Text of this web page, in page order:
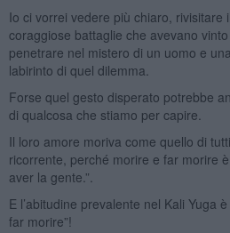
Io ci vorrei vedere più chiaro, rivisitare
coraggiose battaglie che avevano
penetrare nel mistero di un uomo e
labirinto di quel dilemma.
Forse quel gesto disperato potrebbe
di qualcosa che stiamo per capire.
Il loro amore moriva come quello di
ricorrente, perché morire e far morire
aver la gente.”.
E l’abitudine prevalente nel Kali Yuga
far morire”!